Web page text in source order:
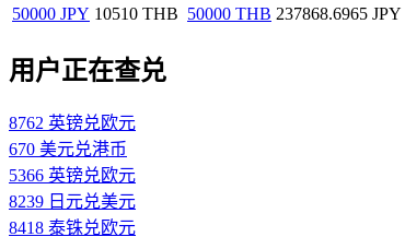
50000 JPY 10510 THB 50000 THB 237868.6965 JPY
用户正在查兑
8762 英镑兑欧元
670 美元兑港币
5366 英镑兑欧元
8239 日元兑美元
8418 泰铢兑欧元